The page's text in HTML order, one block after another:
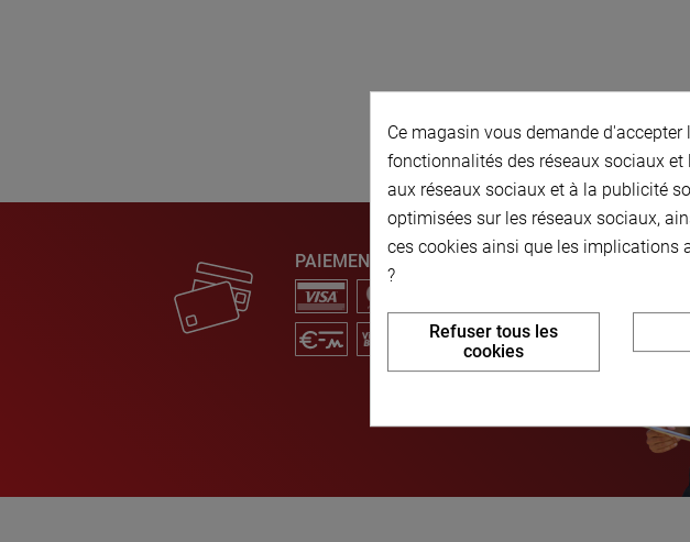
PAIEMENT SÉCURISÉ
Ce magasin vous demande
fonctionnalités des réseaux sociaux
aux réseaux sociaux et à la publicité
optimisées sur les réseaux sociaux,
ces cookies ainsi que les implications
?
Refuser tous les
cookies